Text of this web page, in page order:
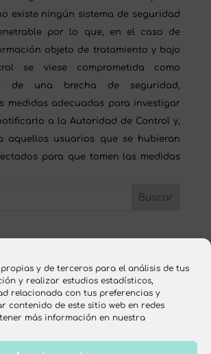
y de terceros para el análisis de tus
y realizar estudios estadísticos,
relacionada con tus preferencias y
contenido de este sitio web en redes
más información en nuestra
existe ningún sistema de seguridad
por lo que, en el caso de
objeto de tratamiento y bajo
se viese comprometida como
de una brecha de seguridad,
medidas adecuadas para investigar
a la Autoridad de Control y,
aquellos usuarios que se hubieran
para que tomen las medidas